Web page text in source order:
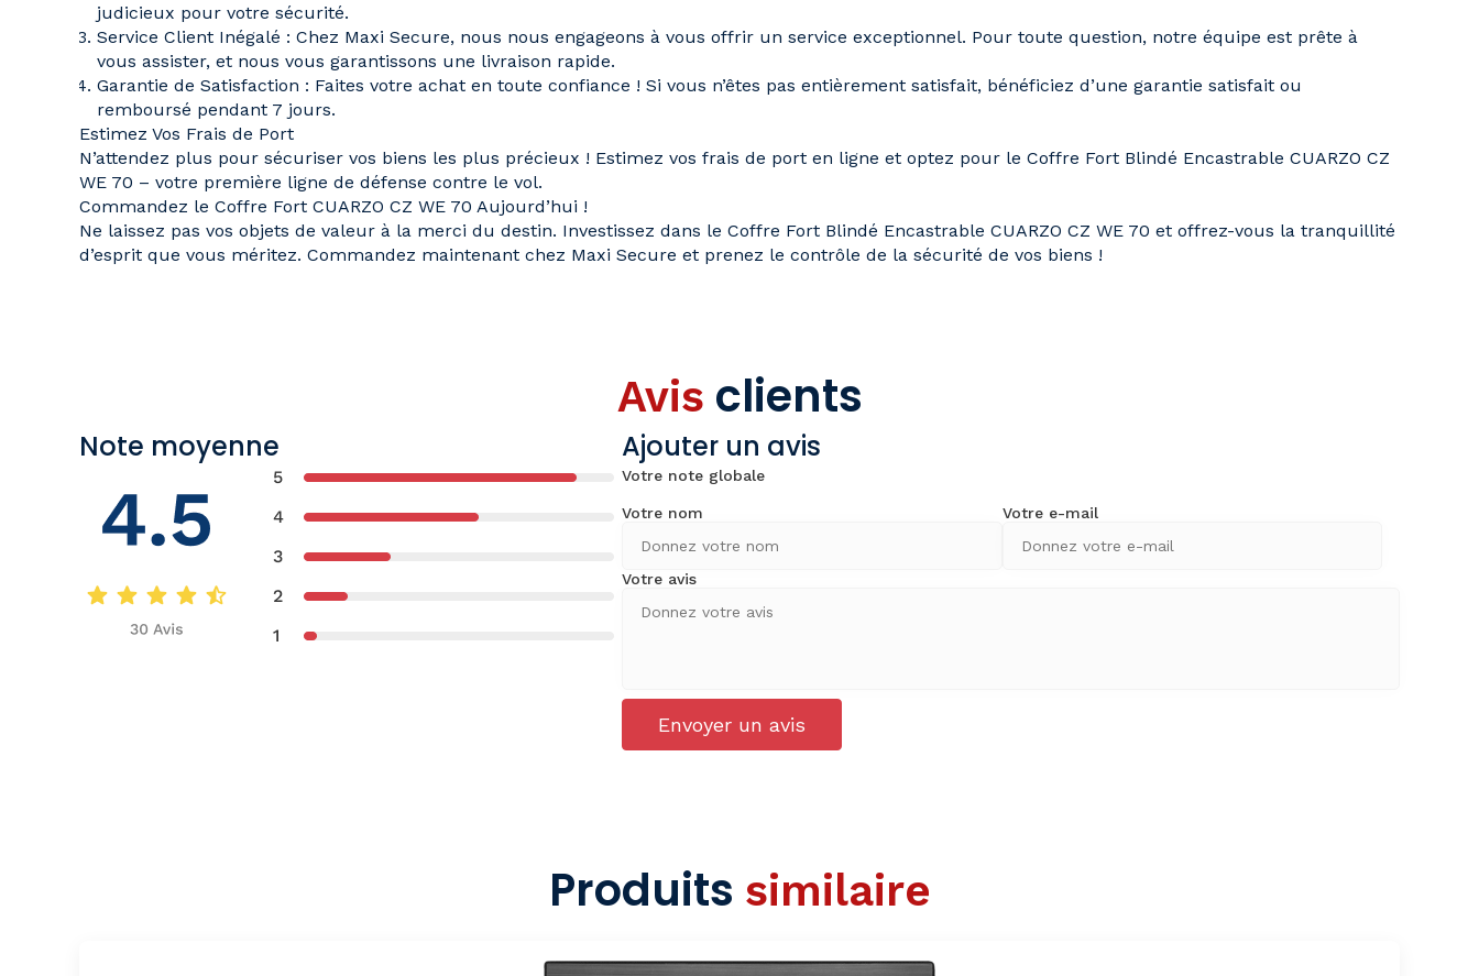
judicieux pour votre sécurité.
Service Client Inégalé : Chez Maxi Secure, nous nous engageons à vous offrir un service exceptionnel. Pour toute question, notre équipe est prête à
vous assister, et nous vous garantissons une livraison rapide.
Garantie de Satisfaction : Faites votre achat en toute confiance ! Si vous n’êtes pas entièrement satisfait, bénéficiez d’une garantie satisfait ou
remboursé pendant 7 jours.
Estimez Vos Frais de Port
N’attendez plus pour sécuriser vos biens les plus précieux ! Estimez vos frais de port en ligne et optez pour le Coffre Fort Blindé Encastrable CUARZO CZ
WE 70 – votre première ligne de défense contre le vol.
Commandez le Coffre Fort CUARZO CZ WE 70 Aujourd’hui !
Ne laissez pas vos objets de valeur à la merci du destin. Investissez dans le Coffre Fort Blindé Encastrable CUARZO CZ WE 70 et offrez-vous la tranquillité
d’esprit que vous méritez. Commandez maintenant chez Maxi Secure et prenez le contrôle de la sécurité de vos biens !
Avis clients
Note moyenne Ajouter un avis
Votre note globale
Votre avis
Votre nom Votre e-mail
Envoyer un avis
Produits similaire